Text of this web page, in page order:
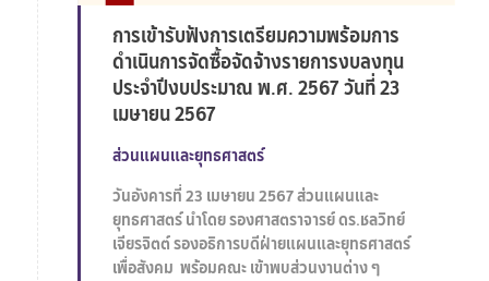
การเข้ารับฟังการเตรียมความพร้อมการ
ดำเนินการจัดซื้อจัดจ้างรายการงบลงทุน
ประจำปีงบประมาณ พ.ศ. 2567 วันที่ 23
เมษายน 2567
ส่วนแผนและยุทธศาสตร์
วันอังคารที่ 23 เมษายน 2567 ส่วนแผนและ
ยุทธศาสตร์ นำโดย รองศาสตราจารย์ ดร.ชลวิทย์
เจียรจิตต์ รองอธิการบดีฝ่ายแผนและยุทธศาสตร์
เพื่อสังคม พร้อมคณะ เข้าพบส่วนงานต่าง ๆ